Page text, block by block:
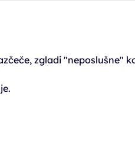
zgladi "neposlušne"